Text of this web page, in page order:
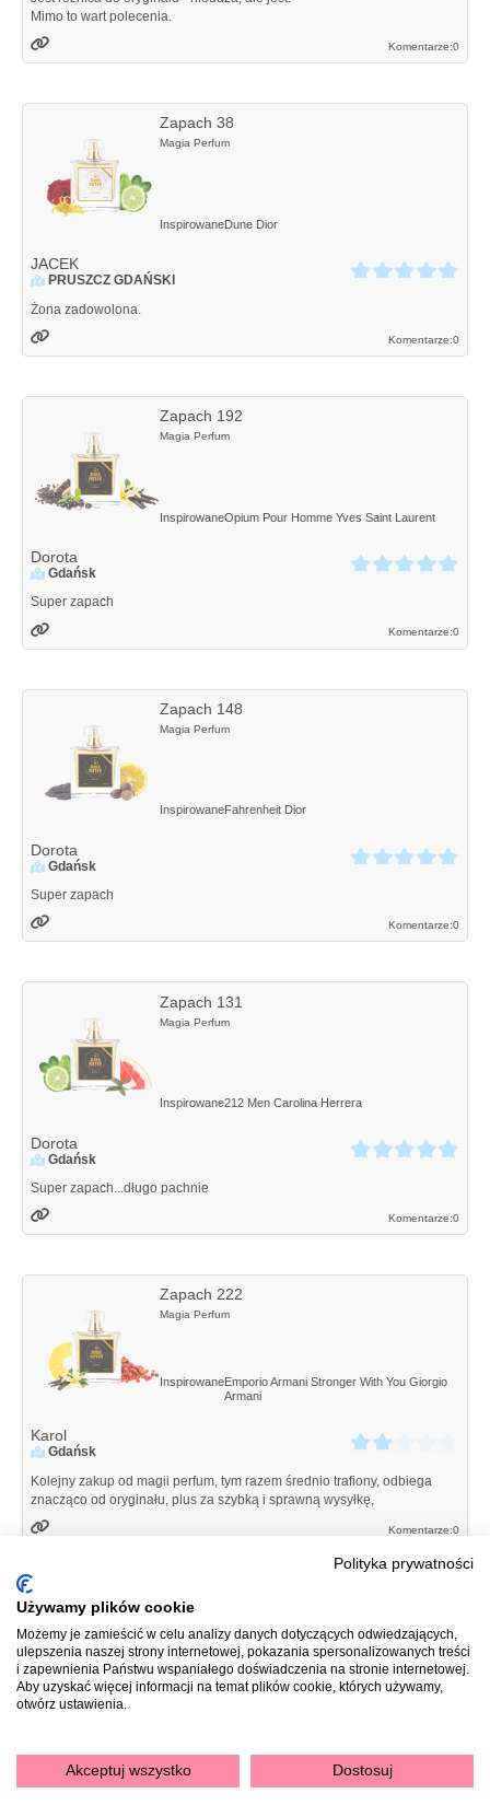
Mimo to wart polecenia.
Komentarze:0
Zapach 38
Magia Perfum
InspirowaneDune Dior
JACEK
PRUSZCZ GDAŃSKI
Żona zadowolona.
Komentarze:0
Zapach 192
Magia Perfum
InspirowaneOpium Pour Homme Yves Saint Laurent
Dorota
Gdańsk
Super zapach
Komentarze:0
Zapach 148
Magia Perfum
InspirowaneFahrenheit Dior
Dorota
Gdańsk
Super zapach
Komentarze:0
Zapach 131
Magia Perfum
Inspirowane212 Men Carolina Herrera
Dorota
Gdańsk
Super zapach...długo pachnie
Komentarze:0
Zapach 222
Magia Perfum
InspirowaneEmporio Armani Stronger With You Giorgio
Armani
Karol
Gdańsk
Kolejny zakup od magii perfum, tym razem średnio trafiony, odbiega
znacząco od oryginału, plus za szybką i sprawną wysyłkę,
Komentarze:0
Zapach 197
Magia Perfum
Starogard Gdański
Polityka prywatności
Używamy plików cookie
Możemy je zamieścić w celu analizy danych dotyczących odwiedzających,
ulepszenia naszej strony internetowej, pokazania spersonalizowanych treści
i zapewnienia Państwu wspaniałego doświadczenia na stronie internetowej.
Aby uzyskać więcej informacji na temat plików cookie, których używamy,
otwórz ustawienia.
Akceptuj wszystko Dostosuj